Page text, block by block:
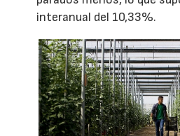
interanual del 10,33%.